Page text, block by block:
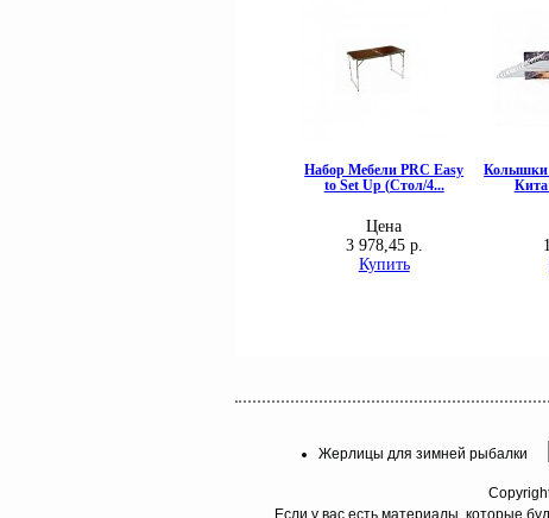
Жерлицы для зимней рыбалки
Если у вас есть материалы, которые